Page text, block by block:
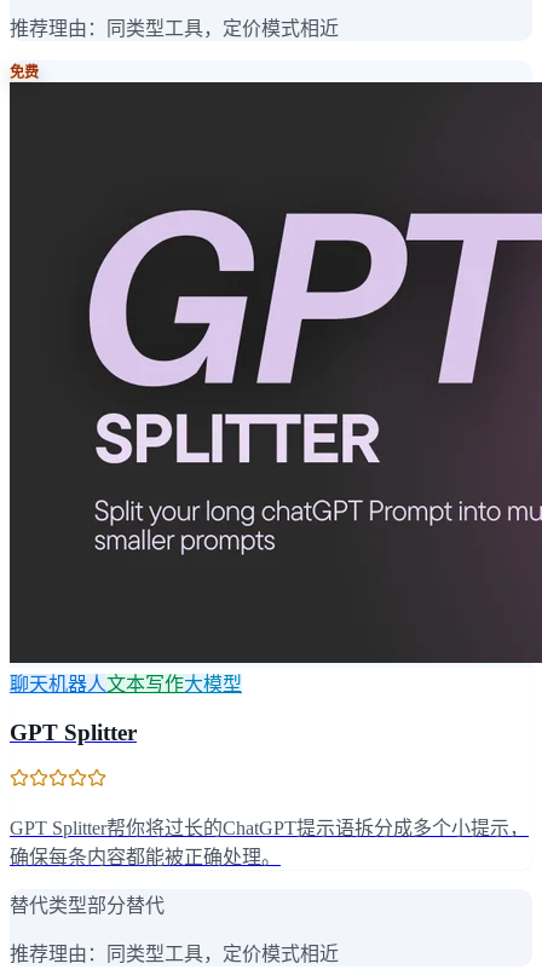
推荐理由： 同类型工具，定价模式相近
免费
聊天机器人文本写作大模型
GPT Splitter
GPT Splitter帮你将过长的ChatGPT提示语拆分成多个小提示，
确保每条内容都能被正确处理。
替代类型部分替代
推荐理由： 同类型工具，定价模式相近